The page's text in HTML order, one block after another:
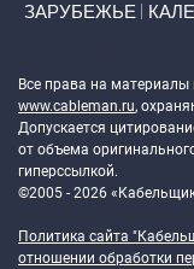
ЗАРУБЕЖЬЕ
Все права на материалы
www.cableman.ru,
Допускается
от объема
гиперссылкой.
©2005 - 2026
Политика сайта
отношении обработки